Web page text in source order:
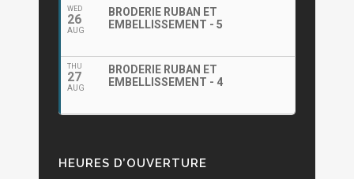
WED
26
AUG
BRODERIE RUBAN ET
EMBELLISSEMENT - 5
THU
27
AUG
BRODERIE RUBAN ET
EMBELLISSEMENT - 4
HEURES D’OUVERTURE